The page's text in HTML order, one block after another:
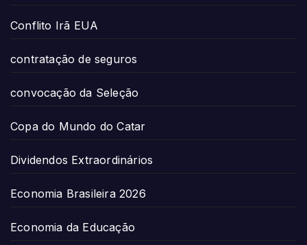
Conflito Irã EUA
contratação de seguros
convocação da Seleção
Copa do Mundo do Catar
Dividendos Extraordinários
Economia Brasileira 2026
Economia da Educação